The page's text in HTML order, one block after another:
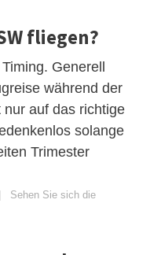
fliegen?
Generell
während der
auf das richtige
solange
Trimester
Sehen Sie sich die